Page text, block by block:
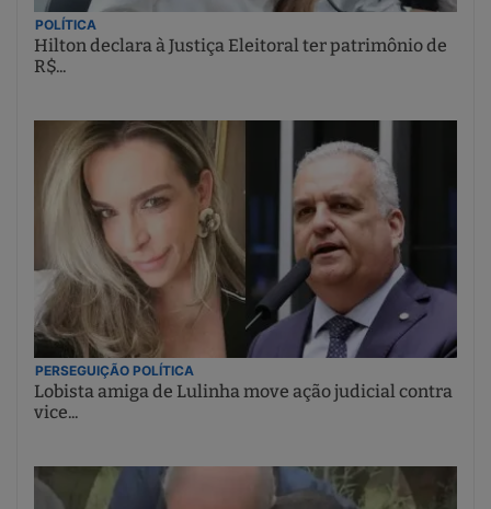
POLÍTICA
Hilton declara à Justiça Eleitoral ter patrimônio de
R$...
PERSEGUIÇÃO POLÍTICA
Lobista amiga de Lulinha move ação judicial contra
vice...